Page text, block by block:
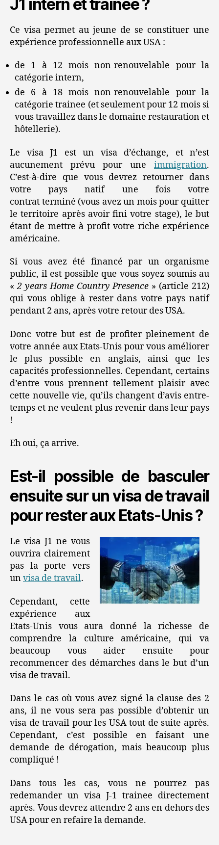
J1 intern et trainee ?
Ce visa permet au jeune de se constituer une
expérience professionnelle aux USA :
de 1 à 12 mois non-renouvelable pour la
catégorie intern,
de 6 à 18 mois non-renouvelable pour la
catégorie trainee (et seulement pour 12 mois si
vous travaillez dans le domaine restauration et
hôtellerie).
Le visa J1 est un visa d’échange, et n’est
aucunement prévu pour une immigration.
C’est-à-dire que vous devrez retourner dans
votre pays natif une fois votre
contrat terminé (vous avez un mois pour quitter
le territoire après avoir fini votre stage), le but
étant de mettre à profit votre riche expérience
américaine.
Si vous avez été financé par un organisme
public, il est possible que vous soyez soumis au
«2 years Home Country Presence » (article 212)
qui vous oblige à rester dans votre pays natif
pendant 2 ans, après votre retour des USA.
Donc votre but est de profiter pleinement de
votre année aux Etats-Unis pour vous améliorer
le plus possible en anglais, ainsi que les
capacités professionnelles. Cependant, certains
d’entre vous prennent tellement plaisir avec
cette nouvelle vie, qu’ils changent d’avis entre-
temps et ne veulent plus revenir dans leur pays
!
Eh oui, ça arrive.
Est-il possible de basculer
ensuite sur un visa de travail
pour rester aux Etats-Unis ?
Le visa J1 ne vous
ouvrira clairement
pas la porte vers
unvisa de travail.
Cependant, cette
expérience aux
Etats-Unis vous aura donné la richesse de
comprendre la culture américaine, qui va
beaucoup vous aider ensuite pour
recommencer des démarches dans le but d’un
visa de travail.
Dans le cas où vous avez signé la clause des 2
ans, il ne vous sera pas possible d’obtenir un
visa de travail pour les USA tout de suite après.
Cependant, c’est possible en faisant une
demande de dérogation, mais beaucoup plus
compliqué !
Dans tous les cas, vous ne pourrez pas
redemander un visa J-1 trainee directement
après. Vous devrez attendre 2 ans en dehors des
USA pour en refaire la demande.